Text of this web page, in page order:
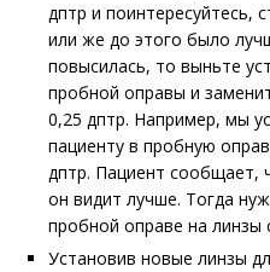
дптр и поинтересуйтесь,
или же до этого было
повысилась, то выньте
пробной оправы и
0,25 дптр. Например, мы
пациенту в пробную
дптр. Пациент сообщает,
он видит лучше. Тогда
пробной оправе на линзы
Установив новые линзы